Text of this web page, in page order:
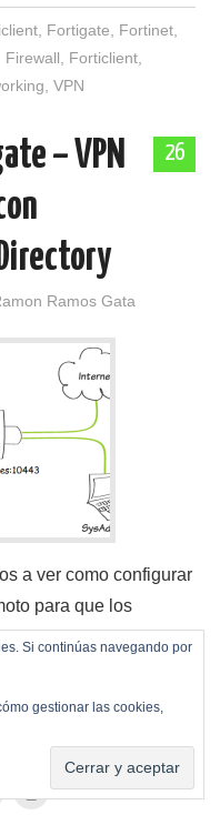
, Fortigate Fortinet,
Firewall Forticlient,
,VPN
26
– VPN
Ramos Gata
a ver como configurar
para que los
a nuestras
mismo blog podéis
→
Si continúas navegando por
gestionar las cookies,